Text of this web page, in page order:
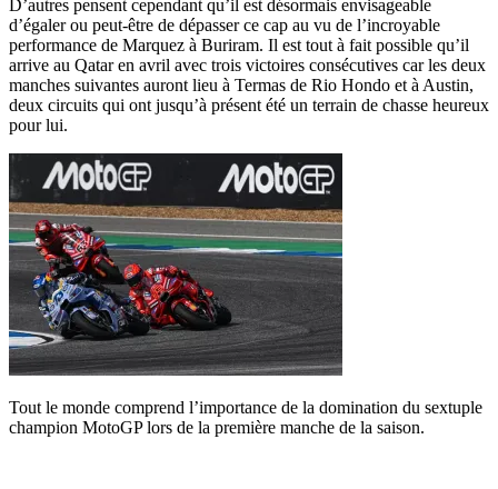
D’autres pensent cependant qu’il est désormais envisageable
d’égaler ou peut-être de dépasser ce cap au vu de l’incroyable
performance de Marquez à Buriram. Il est tout à fait possible qu’il
arrive au Qatar en avril avec trois victoires consécutives car les deux
manches suivantes auront lieu à Termas de Rio Hondo et à Austin,
deux circuits qui ont jusqu’à présent été un terrain de chasse heureux
pour lui.
Tout le monde comprend l’importance de la domination du sextuple
champion MotoGP lors de la première manche de la saison.